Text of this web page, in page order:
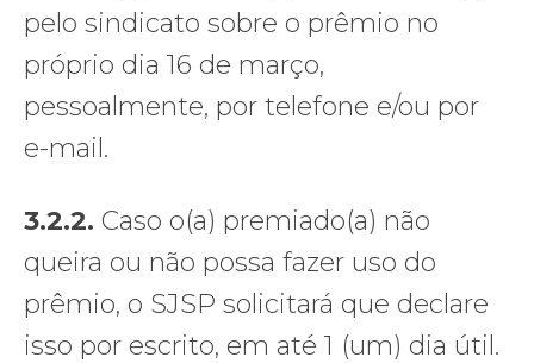
pelo sindicato sobre o prêmio no
próprio dia 16 de março,
pessoalmente, por telefone e/ou por
e-mail.
3.2.2. Caso o(a) premiado(a) não
queira ou não possa fazer uso do
prêmio, o SJSP solicitará que declare
isso por escrito, em até 1 (um) dia útil.